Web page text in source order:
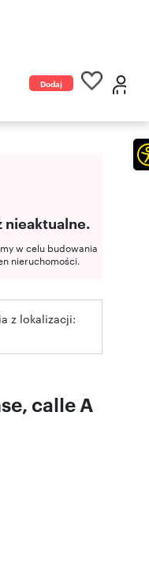
Dodaj
nieaktualne.
w celu budowania
nieruchomości.
z lokalizacji:
calle A